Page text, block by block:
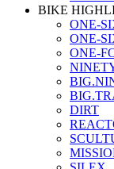
BIKE
ONE-
ONE-
ONE-
DIRT